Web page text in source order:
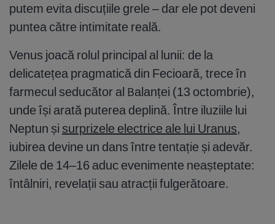
putem evita discuțiile grele – dar ele pot deveni
puntea către intimitate reală.
Venus joacă rolul principal al lunii: de la
delicatețea pragmatică din Fecioară, trece în
farmecul seducător al Balanței (13 octombrie),
unde își arată puterea deplină. Între iluziile lui
Neptun și surprizele electrice ale lui Uranus,
iubirea devine un dans între tentație și adevăr.
Zilele de 14–16 aduc evenimente neașteptate:
întâlniri, revelații sau atracții fulgerătoare.